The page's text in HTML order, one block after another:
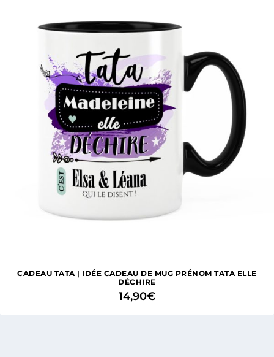
CADEAU TATA | IDÉE CADEAU DE MUG PRÉNOM TATA ELLE
DÉCHIRE
14,90€